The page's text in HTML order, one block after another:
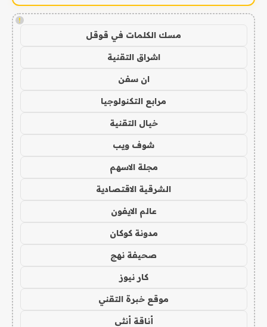
!
مسك الكلمات في قوقل
اشراق التقنية
ان سفن
مرابع التكنولوجيا
خيال التقنية
شوف ويب
مجلة الاسهم
الشرقية الاقتصادية
عالم الايفون
مدونة كوكان
صحيفة نهج
كار نيوز
موقع خبرة التقني
أناقة أنثى